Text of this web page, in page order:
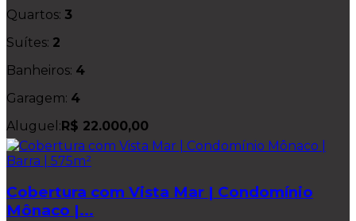
Quartos: 3
Suítes: 2
Banheiros: 4
Garagem: 4
Aluguel:R$ 22.000,00
Cobertura com Vista Mar | Condomínio
Mônaco |...